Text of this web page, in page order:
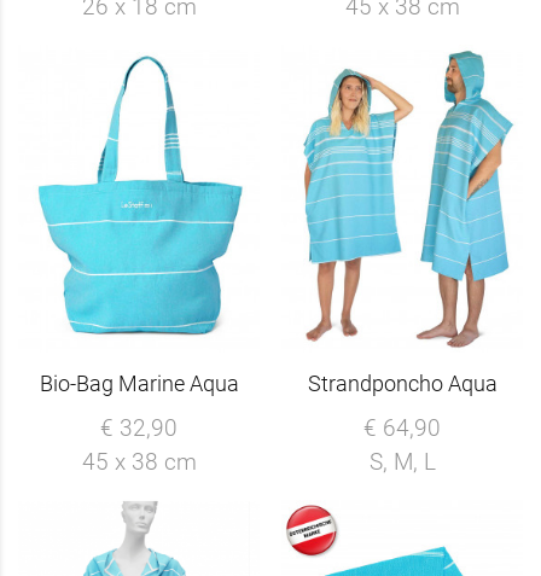
26 x 18 cm 45 x 38 cm
Bio-Bag Marine Aqua
€ 32,90
45 x 38 cm
Strandponcho Aqua
€ 64,90
S, M, L